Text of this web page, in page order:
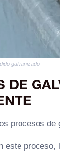
galvanizado
DE
procesos de
este proceso,